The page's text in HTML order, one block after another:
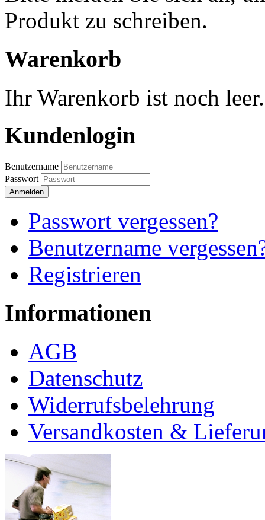
Produkt zu schreiben.
Warenkorb
Ihr Warenkorb ist noch leer.
Kundenlogin
Benutzername
Passwort
Anmelden
Passwort vergessen?
Benutzername
Registrieren
Informationen
AGB
Datenschutz
Widerrufsbelehrung
Versandkosten &